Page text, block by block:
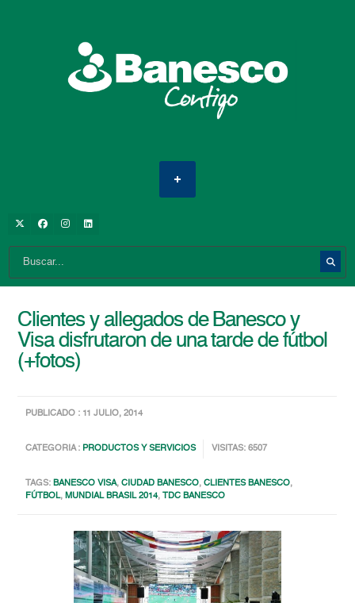
Clientes y allegados de Banesco y
Visa disfrutaron de una tarde de fútbol
(+fotos)
PUBLICADO : 11 JULIO, 2014
CATEGORIA : PRODUCTOS Y SERVICIOS VISITAS: 6507
TAGS:BANESCO VISA,CIUDAD BANESCO,CLIENTES BANESCO,
FÚTBOL,MUNDIAL BRASIL 2014, TDC BANESCO